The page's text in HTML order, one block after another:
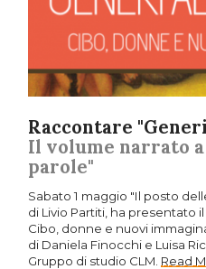
Raccontare
Il volume narrato
parole"
Sabato 1 maggio "Il posto
di Livio Partiti, ha presentato
Cibo, donne e nuovi
di Daniela Finocchi e Luisa
Gruppo di studio CLM. Read